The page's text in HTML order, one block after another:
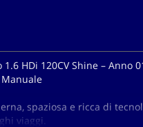
1.6 HDi 120CV Shine – Anno
spaziosa e ricca di
viaggi.